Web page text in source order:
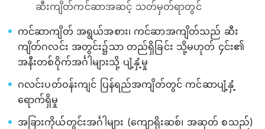
ဆီးကျိတ်ကင်ဆာအဆင့် သတ်မှတ်ရာတွင်
ကင်ဆာကျိတ် အရွယ်အစား၊ ကင်ဆာအကျိတ်သည် ဆီး
ကျိတ်ဂလင်း အတွင်း၌သာ တည်ရှိခြင်း သို့မဟုတ် ၄င်း၏
အနီးတစ်ဝိုက်အင်္ဂါများသို့ ပျံ့နှံ့မှု
ဂလင်းပတ်ဝန်းကျင် ပြန်ရည်အကျိတ်တွင် ကင်ဆာပျံ့နှံ့
ရောက်ရှိမှု
အခြားကိုယ်တွင်းအင်္ဂါများ (ကျောရိုးဆစ်၊ အဆုတ် စသည်)